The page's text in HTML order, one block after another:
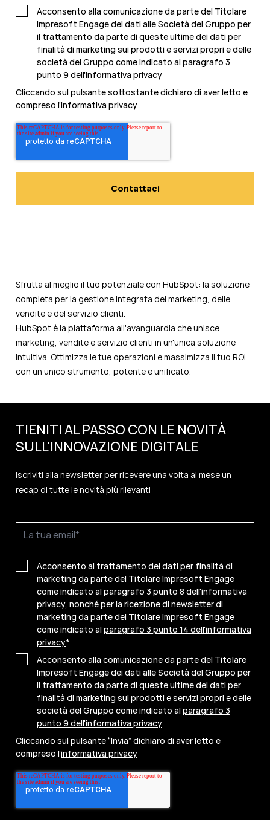
Acconsento alla comunicazione da parte del Titolare
Impresoft Engage dei dati alle Società del Gruppo per
il trattamento da parte di queste ultime dei dati per
finalità di marketing sui prodotti e servizi propri e delle
società del Gruppo come indicato al paragrafo 3
punto 9 dell'informativa privacy
Cliccando sul pulsante sottostante dichiaro di aver letto e
compreso l’informativa privacy
Sfrutta al meglio il tuo potenziale con HubSpot: la soluzione
completa per la gestione integrata del marketing, delle
vendite e del servizio clienti.
HubSpot è la piattaforma all'avanguardia che unisce
marketing, vendite e servizio clienti in un'unica soluzione
intuitiva. Ottimizza le tue operazioni e massimizza il tuo ROI
con un unico strumento, potente e unificato.
TIENITI AL PASSO CON LE NOVITÀ
SULL'INNOVAZIONE DIGITALE
Iscriviti alla newsletter per ricevere una volta al mese un
recap di tutte le novità più rilevanti
Acconsento al trattamento dei dati per finalità di
marketing da parte del Titolare Impresoft Engage
come indicato al paragrafo 3 punto 8 dell'informativa
privacy, nonché per la ricezione di newsletter di
marketing da parte del Titolare Impresoft Engage
come indicato al paragrafo 3 punto 14 dell'informativa
privacy*
Acconsento alla comunicazione da parte del Titolare
Impresoft Engage dei dati alle Società del Gruppo per
il trattamento da parte di queste ultime dei dati per
finalità di marketing sui prodotti e servizi propri e delle
società del Gruppo come indicato al paragrafo 3
punto 9 dell'informativa privacy
Cliccando sul pulsante “Invia” dichiaro di aver letto e
compreso l’informativa privacy